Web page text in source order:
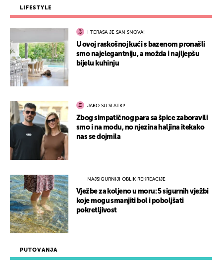
PUTOVANJA
LIFESTYLE
I TERASA JE SAN SNOVA!
U ovoj raskošnoj kući s bazenom pronašli
smo najelegantniju, a možda i najljepšu
bijelu kuhinju
JAKO SU SLATKI!
Zbog simpatičnog para sa špice zaboravili
smo i na modu, no njezina haljina itekako
nas se dojmila
NAJSIGURNIJI OBLIK REKREACIJE
Vježbe za koljeno u moru: 5 sigurnih vježbi
koje mogu smanjiti bol i poboljšati
pokretljivost